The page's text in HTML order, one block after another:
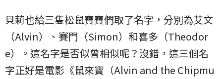
貝莉也給三隻松鼠寶寶們取了名字，分別為艾文
（Alvin）、賽門（Simon）和喜多（Theodor
e）。這名字是否似曾相似呢？沒錯，這三個名
字正好是電影《鼠來寶（Alvin and the Chipmu